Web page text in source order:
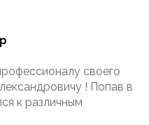
своего
! Попав в
к различным